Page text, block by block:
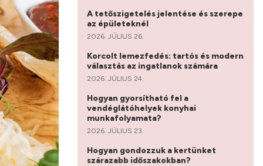
A tetőszigetelés jelentése és szerepe
az épületeknél
2026. JÚLIUS 26.
Korcolt lemezfedés: tartós és modern
választás az ingatlanok számára
2026. JÚLIUS 24.
Hogyan gyorsítható fel a
vendéglátóhelyek konyhai
munkafolyamata?
2026. JÚLIUS 23.
Hogyan gondozzuk a kertünket
szárazabb időszakokban?